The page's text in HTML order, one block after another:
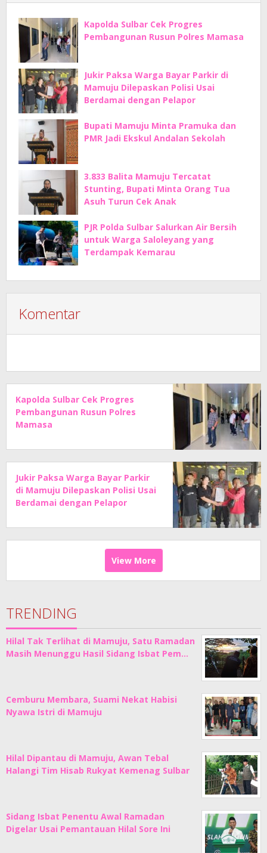
Kapolda Sulbar Cek Progres
Pembangunan Rusun Polres Mamasa
Jukir Paksa Warga Bayar Parkir di
Mamuju Dilepaskan Polisi Usai
Berdamai dengan Pelapor
Bupati Mamuju Minta Pramuka dan
PMR Jadi Ekskul Andalan Sekolah
3.833 Balita Mamuju Tercatat
Stunting, Bupati Minta Orang Tua
Asuh Turun Cek Anak
PJR Polda Sulbar Salurkan Air Bersih
untuk Warga Saloleyang yang
Terdampak Kemarau
Komentar
Kapolda Sulbar Cek Progres
Pembangunan Rusun Polres
Mamasa
Jukir Paksa Warga Bayar Parkir
di Mamuju Dilepaskan Polisi Usai
Berdamai dengan Pelapor
View More
TRENDING
Hilal Tak Terlihat di Mamuju, Satu Ramadan
Masih Menunggu Hasil Sidang Isbat Pem…
Cemburu Membara, Suami Nekat Habisi
Nyawa Istri di Mamuju
Hilal Dipantau di Mamuju, Awan Tebal
Halangi Tim Hisab Rukyat Kemenag Sulbar
Sidang Isbat Penentu Awal Ramadan
Digelar Usai Pemantauan Hilal Sore Ini